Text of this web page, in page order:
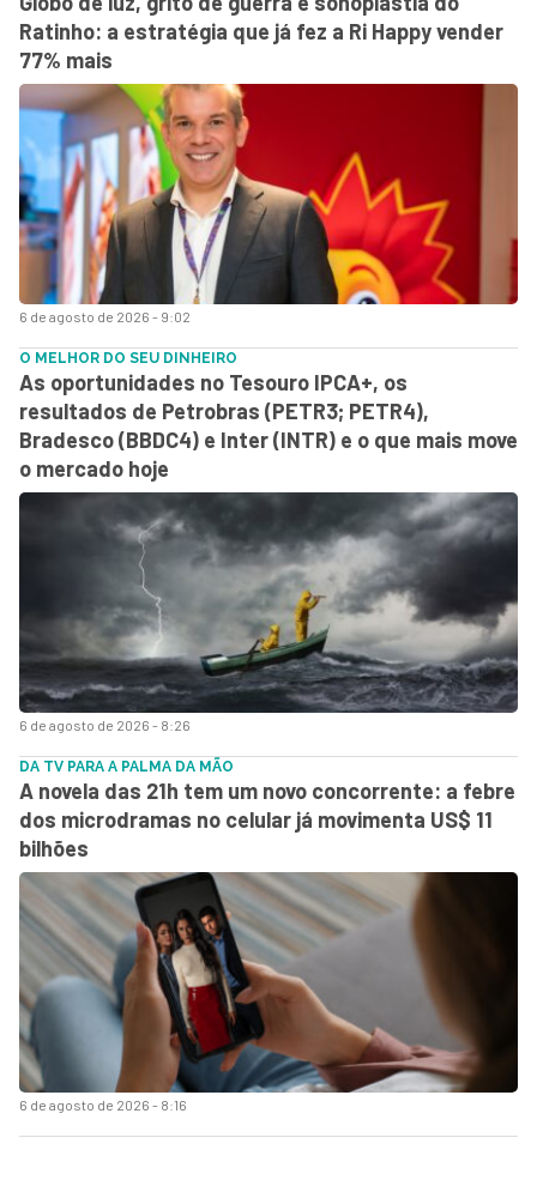
6 de agosto de 2026 - 9:02
Ratinho: a estratégia que já fez a Ri Happy vender
77% mais
6 de agosto de 2026 - 8:26
O MELHOR DO SEU DINHEIRO
As oportunidades no Tesouro IPCA+, os
resultados de Petrobras (PETR3; PETR4),
Bradesco (BBDC4) e Inter (INTR) e o que mais move
o mercado hoje
6 de agosto de 2026 - 8:16
DA TV PARA A PALMA DA MÃO
A novela das 21h tem um novo concorrente: a febre
dos microdramas no celular já movimenta US$ 11
bilhões